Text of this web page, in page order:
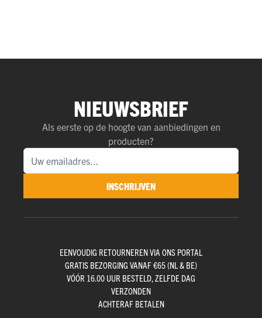
NIEUWSBRIEF
Als eerste op de hoogte van aanbiedingen en
producten?
INSCHRIJVEN
EENVOUDIG RETOURNEREN VIA ONS PORTAL
GRATIS BEZORGING VANAF €65 (NL & BE)
VÓÓR 16.00 UUR BESTELD, ZELFDE DAG
VERZONDEN
ACHTERAF BETALEN